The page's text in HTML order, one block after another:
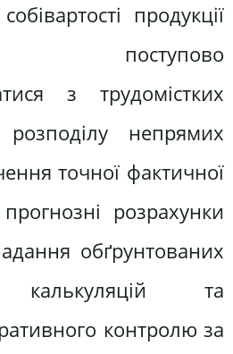
продукції
поступово
з трудомістких
розподілу непрямих
точної фактичної
розрахунки
обґрунтованих
калькуляцій та
контролю за